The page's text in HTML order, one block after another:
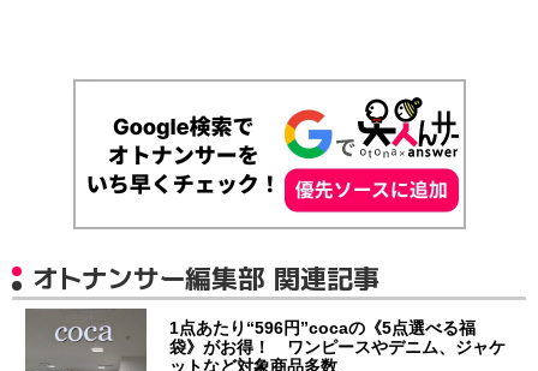
オトナンサー編集部 関連記事
1点あたり“596円”cocaの《5点選べる福
袋》がお得！ ワンピースやデニム、ジャケ
ットなど対象商品多数